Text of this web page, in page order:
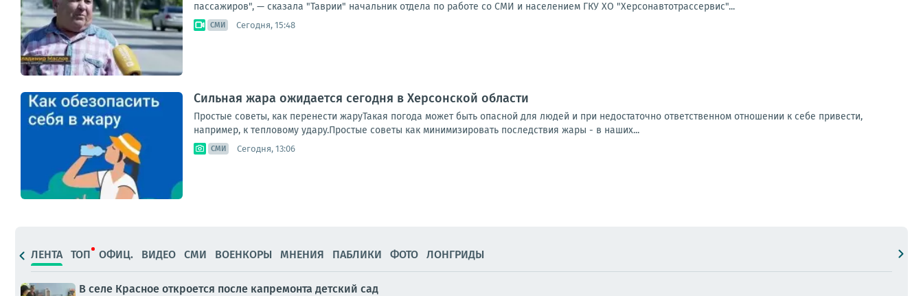
пассажиров", — сказала "Таврии" начальник отдела по работе со СМИ и населением ГКУ ХО "Херсонавтотрассервис"...
СМИ Сегодня, 15:48
Сильная жара ожидается сегодня в Херсонской области
Простые советы, как перенести жаруТакая погода может быть опасной для людей и при недостаточно ответственном отношении к себе привести,
например, к тепловому удару.Простые советы как минимизировать последствия жары - в наших...
СМИ Сегодня, 13:06
ЛЕНТА ТОП ОФИЦ. ВИДЕО СМИ ВОЕНКОРЫ МНЕНИЯ ПАБЛИКИ ФОТО ЛОНГРИДЫ
В селе Красное откроется после капремонта детский сад